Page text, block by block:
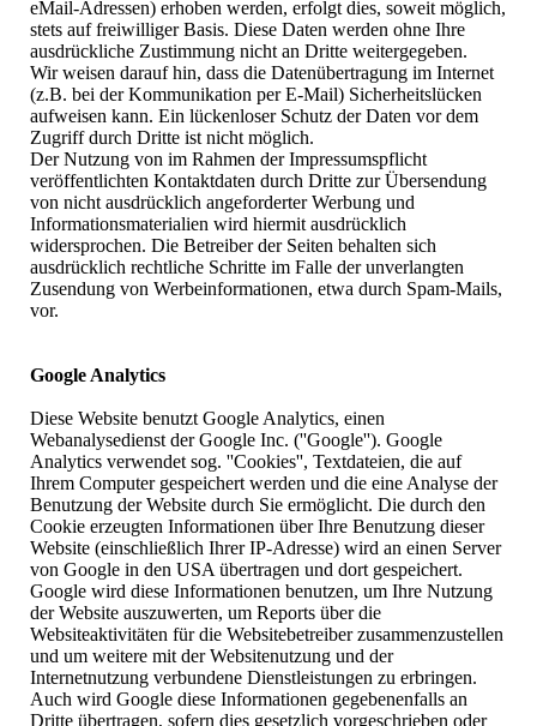
eMail-Adressen) erhoben werden, erfolgt dies, soweit möglich,
stets auf freiwilliger Basis. Diese Daten werden ohne Ihre
ausdrückliche Zustimmung nicht an Dritte weitergegeben.
Wir weisen darauf hin, dass die Datenübertragung im Internet
(z.B. bei der Kommunikation per E-Mail) Sicherheitslücken
aufweisen kann. Ein lückenloser Schutz der Daten vor dem
Zugriff durch Dritte ist nicht möglich.
Der Nutzung von im Rahmen der Impressumspflicht
veröffentlichten Kontaktdaten durch Dritte zur Übersendung
von nicht ausdrücklich angeforderter Werbung und
Informationsmaterialien wird hiermit ausdrücklich
widersprochen. Die Betreiber der Seiten behalten sich
ausdrücklich rechtliche Schritte im Falle der unverlangten
Zusendung von Werbeinformationen, etwa durch Spam-Mails,
vor.
Google Analytics
Diese Website benutzt Google Analytics, einen
Webanalysedienst der Google Inc. (''Google''). Google
Analytics verwendet sog. ''Cookies'', Textdateien, die auf
Ihrem Computer gespeichert werden und die eine Analyse der
Benutzung der Website durch Sie ermöglicht. Die durch den
Cookie erzeugten Informationen über Ihre Benutzung dieser
Website (einschließlich Ihrer IP-Adresse) wird an einen Server
von Google in den USA übertragen und dort gespeichert.
Google wird diese Informationen benutzen, um Ihre Nutzung
der Website auszuwerten, um Reports über die
Websiteaktivitäten für die Websitebetreiber zusammenzustellen
und um weitere mit der Websitenutzung und der
Internetnutzung verbundene Dienstleistungen zu erbringen.
Auch wird Google diese Informationen gegebenenfalls an
Dritte übertragen, sofern dies gesetzlich vorgeschrieben oder